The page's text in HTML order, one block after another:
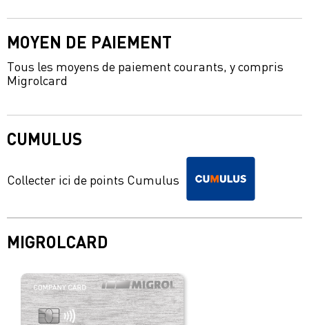
MOYEN DE PAIEMENT
Tous les moyens de paiement courants, y compris
Migrolcard
CUMULUS
Collecter ici de points Cumulus
MIGROLCARD